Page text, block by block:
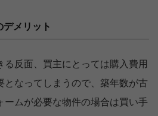
デメリット
る反面、買主にとっては購入費用
となってしまうので、築年数が古
ームが必要な物件の場合は買い手